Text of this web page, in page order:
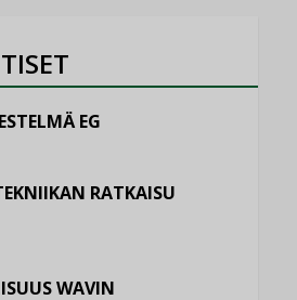
EG
RATKAISU
WAVIN